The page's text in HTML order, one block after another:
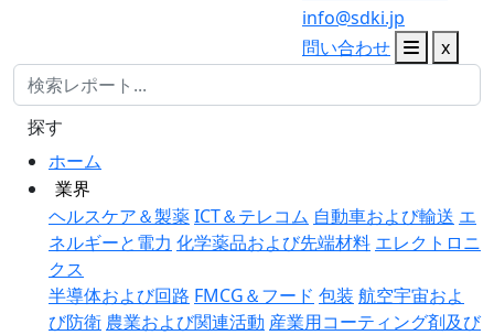
info@sdki.jp
問い合わせ
x
ホーム
業界
ヘルスケア＆製薬ICT＆テレコム 自動車および輸送 エ
ネルギーと電力 化学薬品および先端材料 エレクトロニ
クス
半導体および回路 FMCG＆フード 包装 航空宇宙およ
び防衛 農業および関連活動 産業用コーティング剤及び
探す